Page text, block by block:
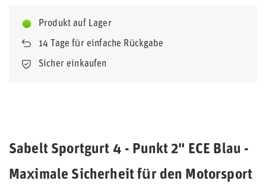
Produkt auf Lager
14 Tage für einfache Rückgabe
Sicher einkaufen
Sabelt Sportgurt 4 - Punkt 2" ECE Blau -
Maximale Sicherheit für den Motorsport